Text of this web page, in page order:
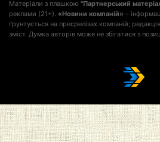
Матеріали з плашкою "Партнерський
реклами (21+). «Новини компаній» –
ґрунтується на пресрелізах компаній;
зміст. Думка авторів може не збігатися з